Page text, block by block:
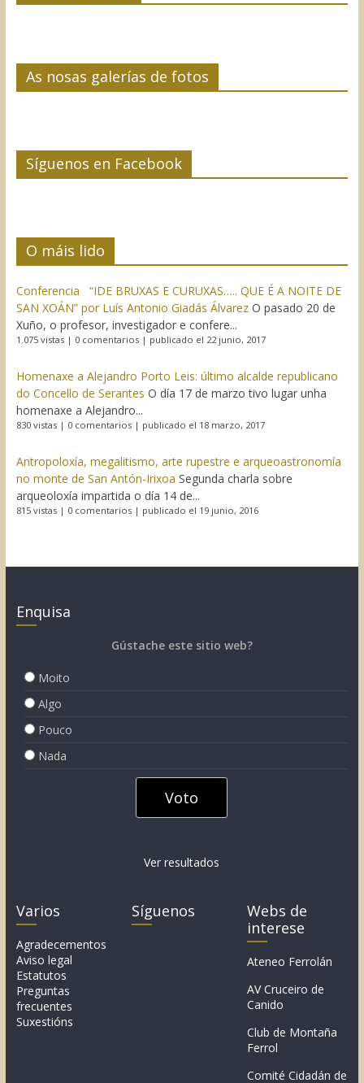
As nosas galerías de fotos
Síguenos en Facebook
O máis lido
Conferencia “IDE BRUXAS E CURUXAS….. QUE É A NOITE DE
SAN XOÁN” por Luís Antonio Giadás Álvarez O pasado 20 de
Xuño, o profesor, investigador e confere...
1.075 vistas| 0 comentarios| publicado el 22 junio, 2017
Homenaxe a Alejandro Porto Leis: último alcalde republicano
do Concello de Serantes O día 17 de marzo tivo lugar unha
homenaxe a Alejandro...
830 vistas| 0 comentarios| publicado el 18 marzo, 2017
Antropoloxía, megalitismo, arte rupestre e arqueoastronomía
no monte de San Antón-Irixoa Segunda charla sobre
arqueoloxía impartida o día 14 de...
815 vistas| 0 comentarios| publicado el 19 junio, 2016
Enquisa
Gústache este sitio web?
Moito
Algo
Pouco
Nada
Ver resultados
Varios
Agradecementos
Aviso legal
Estatutos
Preguntas
frecuentes
Suxestións
Síguenos
Webs de
interese
Ateneo Ferrolán
AV Cruceiro de
Canido
Club de Montaña
Ferrol
Comité Cidadán de